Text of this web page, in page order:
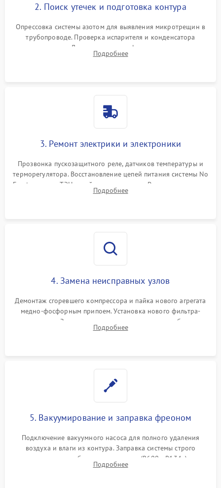
2. Поиск утечек и подготовка контура
Опрессовка системы азотом для выявления микротрещин в
трубопроводе. Проверка испарителя и конденсатора
течеискателем. Демонтаж старого фильтра-осушителя и
продувка капиллярной трубки для устранения засоров.
Подробнее
3. Ремонт электрики и электроники
Прозвонка пускозащитного реле, датчиков температуры и
терморегулятора. Восстановление цепей питания системы No
Frost, включая ТЭН оттайки и вентилятор. Ремонт или замена
платы управления при сбоях алгоритмов.
Подробнее
4. Замена неисправных узлов
Демонтаж сгоревшего компрессора и пайка нового агрегата
медно-фосфорным припоем. Установка нового фильтра-
осушителя. Замена изношенных вентиляторов обдува,
сломанных заслонок или поврежденных дверных петель.
Подробнее
5. Вакуумирование и заправка фреоном
Подключение вакуумного насоса для полного удаления
воздуха и влаги из контура. Заправка системы строго
дозированным объемом хладагента (R600a, R134a) по
электронным весам. Контроль рабочего давления в системе.
Подробнее